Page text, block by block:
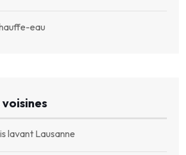
eau
voisines
lavant Lausanne